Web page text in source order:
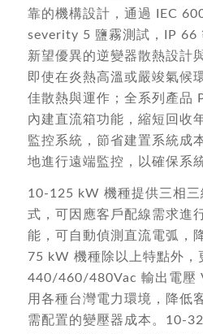
靠的機構設計，通過 IEC
severity 5 鹽霧測試，IP 66
新望優異的逆變器散熱設計
即使在炎熱高溫或嚴竣氣候
佳散熱與運作；全系列產品
內建直流箱功能，縮短回收
監控系統，節省建置系統成
地進行遠端監控，以確保系
10-125 kW 機種提供三相
式，可因應客戶配線需求進
能，可自動偵測直流電弧，
75 kW 機種除以上特點外，
440/460/480Vac 輸出電壓
用各種台灣電力環境，降低
需配置的變壓器成本。10-